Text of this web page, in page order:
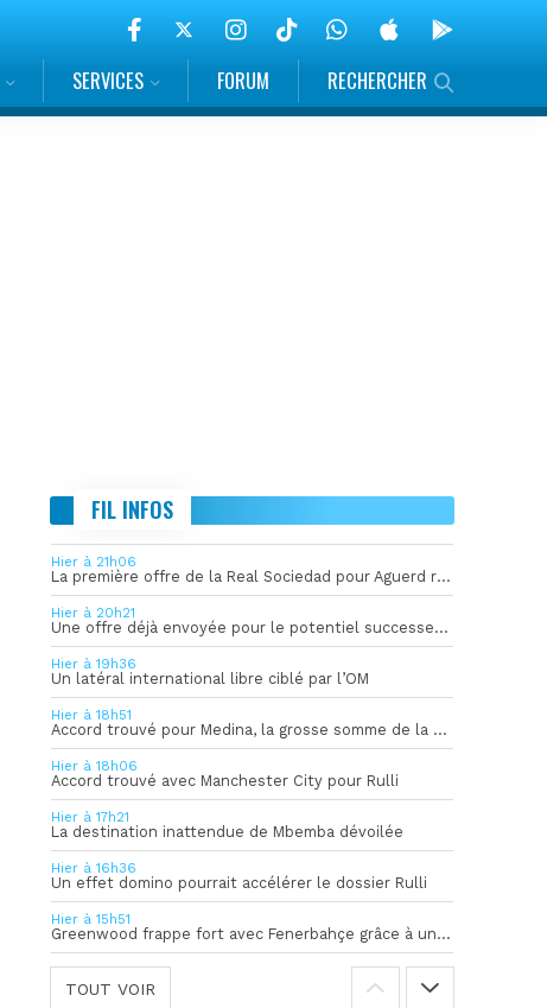
SERVICES FORUM RECHERCHER
FIL INFOS
Hier à 21h06
La première offre de la Real Sociedad pour Aguerd refusée par l’OM
Hier à 20h21
Une offre déjà envoyée pour le potentiel successeur de Rulli
Hier à 19h36
Un latéral international libre ciblé par l’OM
Hier à 18h51
Accord trouvé pour Medina, la grosse somme de la vente dévoilée
Hier à 18h06
Accord trouvé avec Manchester City pour Rulli
Hier à 17h21
La destination inattendue de Mbemba dévoilée
Hier à 16h36
Un effet domino pourrait accélérer le dossier Rulli
Hier à 15h51
Greenwood frappe fort avec Fenerbahçe grâce à un but spectaculaire
TOUT VOIR